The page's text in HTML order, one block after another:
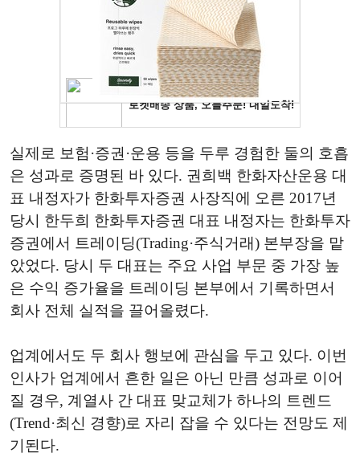
실제로 보험·증권·운용 등을 두루 경험한 둘의 호흡
은 성과로 증명된 바 있다. 권희백 한화자산운용 대
표 내정자가 한화투자증권 사장직에 오른 2017년
당시 한두희 한화투자증권 대표 내정자는 한화투자
증권에서 트레이딩(Trading·주식거래) 본부장을 맡
았었다. 당시 두 대표는 주요 사업 부문 중 가장 높
은 수익 증가율을 트레이딩 본부에서 기록하면서
회사 전체 실적을 끌어올렸다.
업계에서도 두 회사 행보에 관심을 두고 있다. 이번
인사가 업계에서 흔한 일은 아닌 만큼 성과로 이어
질 경우, 계열사 간 대표 맞교체가 하나의 트렌드
(Trend·최신 경향)로 자리 잡을 수 있다는 전망도 제
기된다.